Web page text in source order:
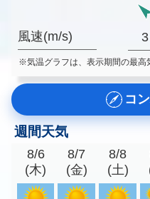
風速(m/s) 3
※気温グラフは、表示期間の最高
コ
週間天気
8/6
(木)
8/7
(金)
8/8
(土)